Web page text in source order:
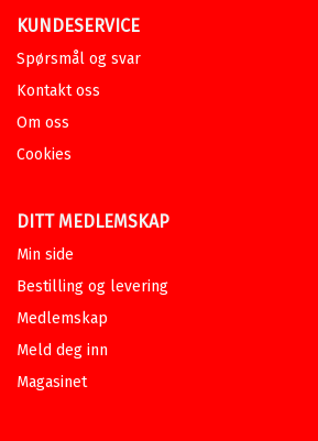
KUNDESERVICE
Spørsmål og svar
Kontakt oss
Om oss
Cookies
DITT MEDLEMSKAP
Min side
Bestilling og levering
Medlemskap
Meld deg inn
Magasinet